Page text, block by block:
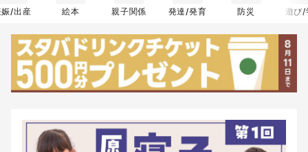
娠/出産 絵本 親子関係 発達/発育 防災 遊び/